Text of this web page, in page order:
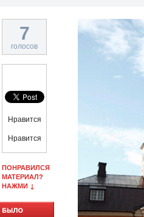
7
голосов
Нравится
Нравится
ПОНРАВИЛСЯ
МАТЕРИАЛ?
НАЖМИ ↓